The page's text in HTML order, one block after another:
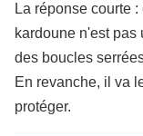
La réponse courte
kardoune n'est pas
des boucles
En revanche, il va
protéger.